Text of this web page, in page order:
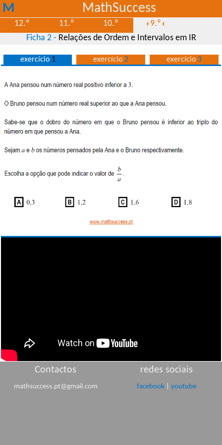
M
MathSuccess
12.º 11.º 10.º
9.º
Ficha 2 - Relações de Ordem e Intervalos em IR
exercício 1 exercício2 exercício 3
Contactos
mathsuccess.pt@gmail.com
redes sociais
facebook youtube